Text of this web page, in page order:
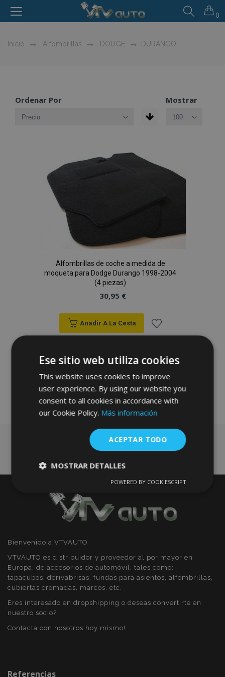
0
Inicio Alfombrillas DODGE DURANGO
Ordenar Por Mostrar
Alfombrillas de coche a medida de
moqueta para Dodge Durango 1998-2004
(4 piezas)
30,95 €
Anadir A La Cesta
a la
Lista
de
Bienvenido a VTVAUTO
VTVAUTO es distribuidor y proveedor al por mayor en
Europa, de accesorios de automóvil, tales como:
tapacubos, derivabrisas, fundas para asientos, alfombrillas,
cubiertas cromadas, marcos, etc.
Eres interesado en dropshipping o deseas convertirte en
nuestro socio?
Contacta con nosotros hoy mismo!
Referencias
Ese sitio web utiliza cookies
This website uses cookies to improve
user experience. By using our website you
consent to all cookies in accordance with
our Cookie Policy. Más información
ACEPTAR TODO
MOSTRAR DETALLES
estrictamente
necesarias
Cookies de
Cookies de
Cookies de rendimiento
POWERED BY COOKIESCRIPT